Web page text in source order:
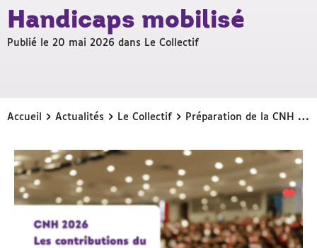
Handicaps mobilisé
Publié le 20 mai 2026 dans Le Collectif
Accueil › Actualités › Le Collectif › Préparation de la CNH 2026 : le Collectif Handicaps mobilisé